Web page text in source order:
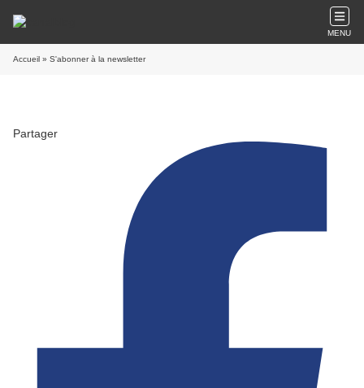
MENU
Accueil » S'abonner à la newsletter
Partager